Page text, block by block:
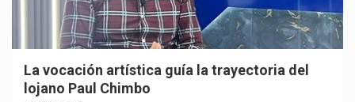
La vocación artística guía la trayectoria del
lojano Paul Chimbo